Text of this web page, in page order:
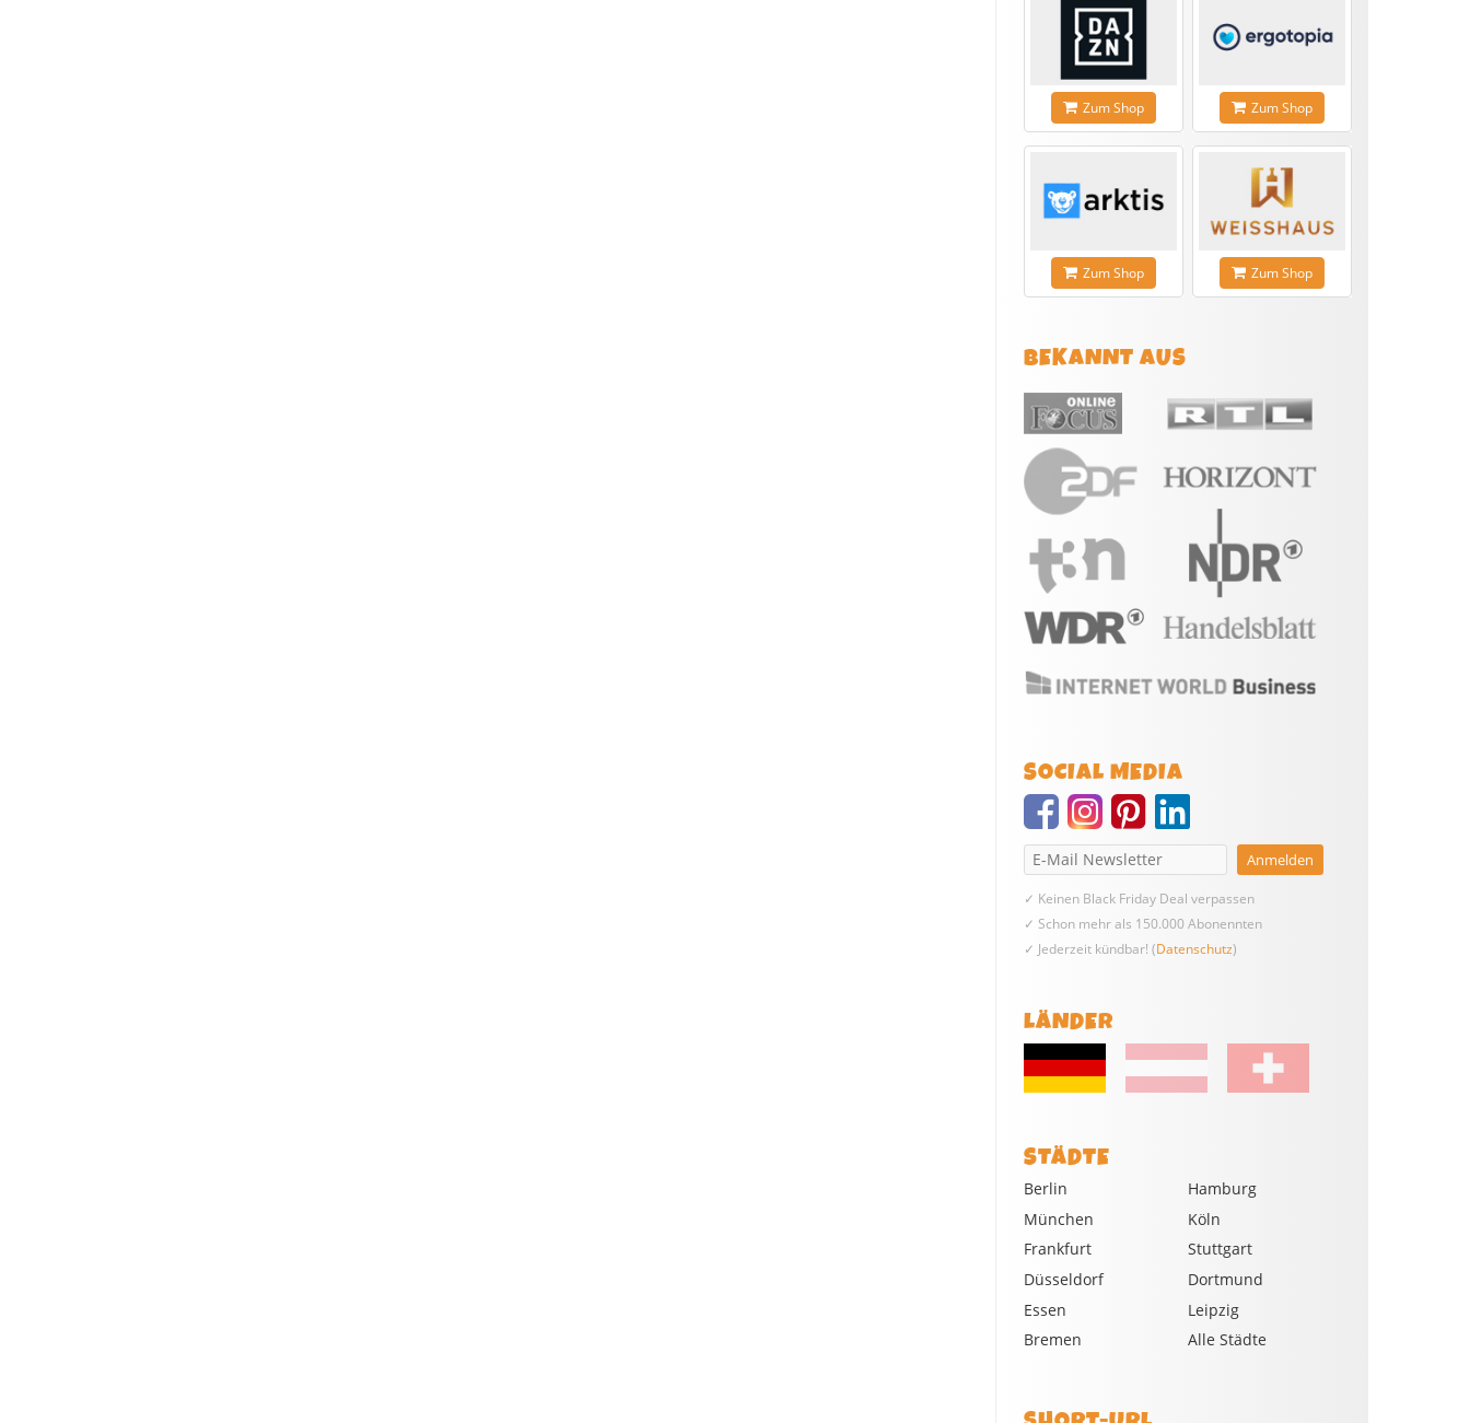
Zum Shop Zum Shop
Zum Shop Zum Shop
BEKANNT AUS
SOCIAL MEDIA
✓ Keinen Black Friday Deal verpassen
✓ Schon mehr als 150.000 Abonennten
✓ Jederzeit kündbar! (Datenschutz)
LÄNDER
STÄDTE
Berlin
Hamburg
München
Köln
Frankfurt
Stuttgart
Düsseldorf
Dortmund
Essen
Leipzig
Bremen
Alle Städte